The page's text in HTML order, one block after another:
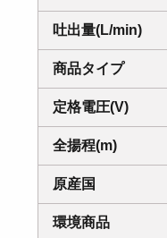
吐出量(L/min)
商品タイプ
定格電圧(V)
全揚程(m)
原産国
環境商品